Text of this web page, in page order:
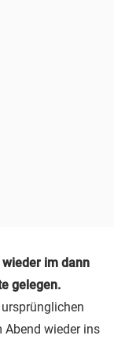
im dann
gelegen.
Abend wieder ins